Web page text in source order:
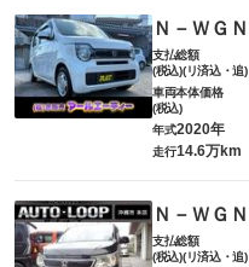
Ｎ－ＷＧＮ
支払総額
(税込)(リ済込・追)
車両本体価格
(税込)
年式2020年
走行14.6万km
Ｎ－ＷＧＮ
支払総額
(税込)(リ済込・追)